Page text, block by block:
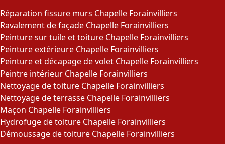
Réparation fissure murs Chapelle Forainvilliers
Ravalement de façade Chapelle Forainvilliers
Peinture sur tuile et toiture Chapelle Forainvilliers
Peinture extérieure Chapelle Forainvilliers
Peinture et décapage de volet Chapelle Forainvilliers
Peintre intérieur Chapelle Forainvilliers
Nettoyage de toiture Chapelle Forainvilliers
Nettoyage de terrasse Chapelle Forainvilliers
Maçon Chapelle Forainvilliers
Hydrofuge de toiture Chapelle Forainvilliers
Démoussage de toiture Chapelle Forainvilliers